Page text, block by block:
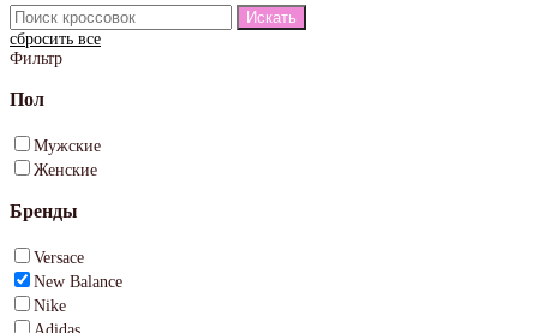
сбросить все
Фильтр
Пол
Мужские
Женские
Бренды
Versace
New Balance
Nike
Adidas